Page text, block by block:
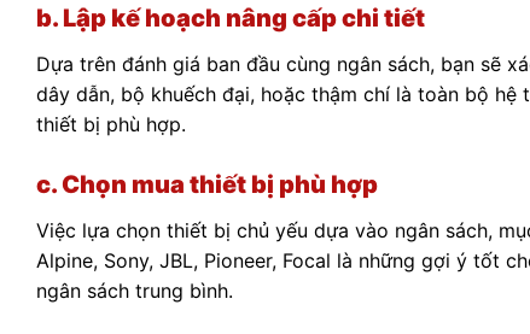
b. Lập kế hoạch nâng cấp chi tiết
Dựa trên đánh giá ban đầu cùng ngân sách, bạn sẽ
dây dẫn, bộ khuếch đại, hoặc thậm chí là toàn bộ
thiết bị phù hợp.
c. Chọn mua thiết bị phù hợp
Việc lựa chọn thiết bị chủ yếu dựa vào ngân sách,
Alpine, Sony, JBL, Pioneer, Focal là những gợi ý tốt
ngân sách trung bình.